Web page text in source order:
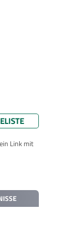
Link mit